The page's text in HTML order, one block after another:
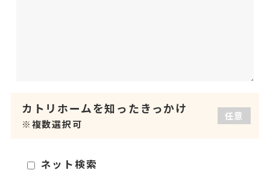
カトリホームを知ったきっかけ
※複数選択可
任意
ネット検索